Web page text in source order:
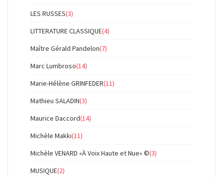
LES RUSSES(3)
LITTERATURE CLASSIQUE(4)
Maître Gérald Pandelon(7)
Marc Lumbroso(14)
Marie-Hélène GRINFEDER(11)
Mathieu SALADIN(3)
Maurice Daccord(14)
Michèle Makki(11)
Michèle VENARD «À Voix Haute et Nue» ©(3)
MUSIQUE(2)